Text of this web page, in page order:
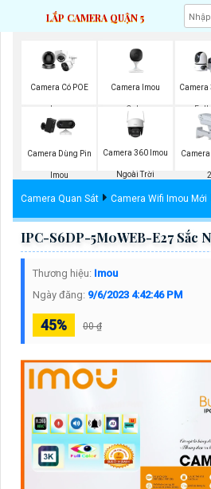
LẮP CAMERA QUẬN 5
Camera Có POE
Imou
Camera Imou
Cube
Camera
Full
Camera Dùng Pin
Imou
Camera 360 Imou
Ngoài Trời
Camera Quan Sát Camera Wifi Imou Mới
IPC-S6DP-5M0WEB-E27 Sắc
Thương hiệu: Imou
Ngày đăng: 9/6/2023 4:42:46 PM
45% 00 ₫